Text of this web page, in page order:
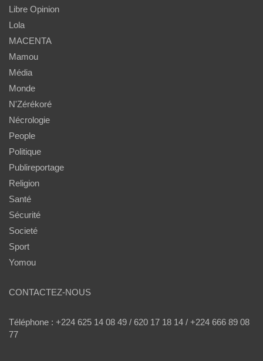
Libre Opinion
Lola
MACENTA
Mamou
Média
Monde
N'Zérékoré
Nécrologie
People
Politique
Publireportage
Religion
Santé
Sécurité
Societé
Sport
Yomou
CONTACTEZ-NOUS
Téléphone : +224 625 14 08 49 / 620 17 18 14 / +224 666 89 08
77